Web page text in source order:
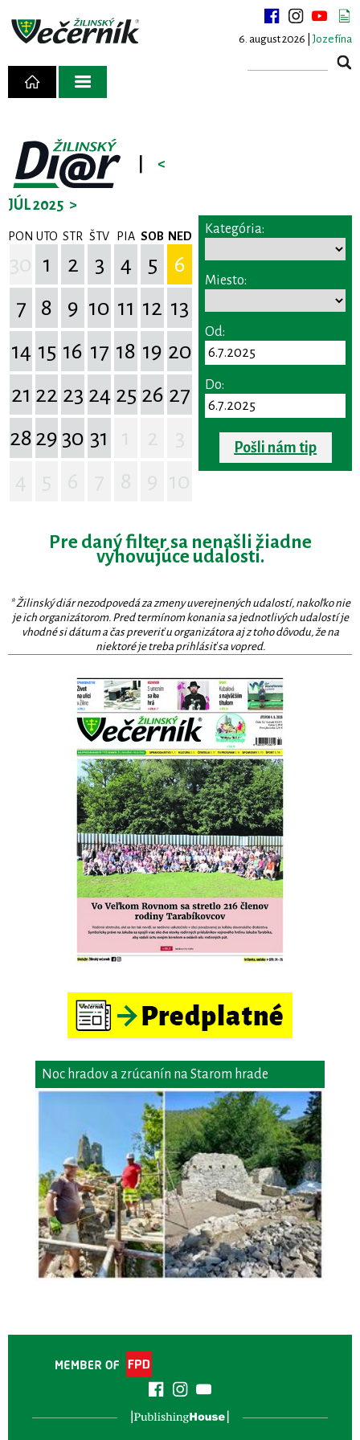
6. august 2026 | Jozefína
<
JÚL 2025 >
PON UTO STR ŠTV PIA SOB NED
1 2 3 4 5
6
7
8 9 10 11 12 13
14 15 16 17 18 19 20
21 22 23 24 25 26 27
28 29 30 31
Kategória:
Miesto:
Od:
Do:
Pošli nám tip
Pre daný filter sa nenašli žiadne
vyhovujúce udalosti.
* Žilinský diár nezodpovedá za zmeny uverejnených udalostí, nakoľko nie
je ich organizátorom. Pred termínom konania sa jednotlivých udalostí je
vhodné si dátum a čas preveriť u organizátora aj z toho dôvodu, že na
niektoré je treba prihlásiť sa vopred.
Noc hradov a zrúcanín na Starom hrade